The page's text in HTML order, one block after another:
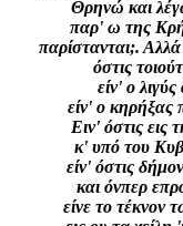
Θρηνώ και
παρ' ω της
παρίστανται;.
όστις
είν' ο
είν' ο κηρήξας
Ειν' όστις εις
κ' υπό του
είν' όστις
και όνπερ
είνε το τέκνον